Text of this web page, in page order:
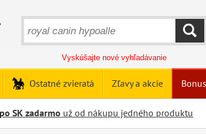
HĽADAŤ
Vyskúšajte nové vyhľadávanie
Ostatné zvieratá Zľavy a akcie
SK zadarmo už od nákupu jedného produktu